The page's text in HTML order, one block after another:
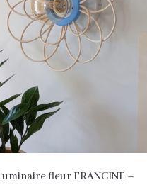
fleur FRANCINE –